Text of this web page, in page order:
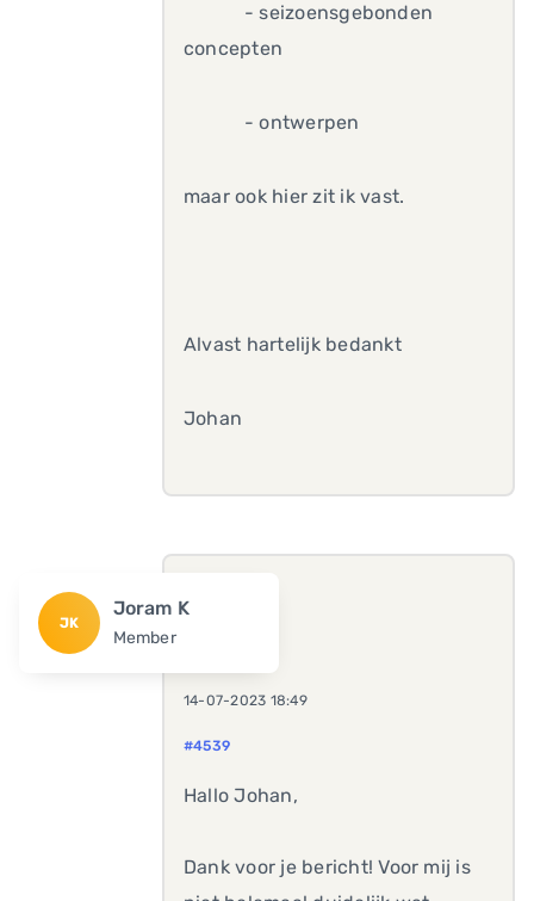
- seizoensgebonden
concepten
- ontwerpen
maar ook hier zit ik vast.
Alvast hartelijk bedankt
Johan
JK
Joram K
Member
14-07-2023 18:49
#4539
Hallo Johan,
Dank voor je bericht! Voor mij is